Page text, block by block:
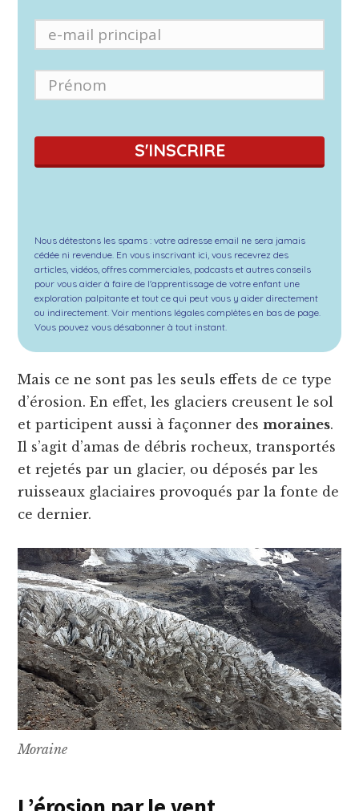
S'INSCRIRE
Nous détestons les spams : votre adresse email ne sera jamais
cédée ni revendue. En vous inscrivant ici, vous recevrez des
articles, vidéos, offres commerciales, podcasts et autres conseils
pour vous aider à faire de l'apprentissage de votre enfant une
exploration palpitante et tout ce qui peut vous y aider directement
ou indirectement. Voir mentions légales complètes en bas de page.
Vous pouvez vous désabonner à tout instant.
Mais ce ne sont pas les seuls effets de ce type
d’érosion. En effet, les glaciers creusent le sol
et participent aussi à façonner desmoraines.
Il s’agit d’amas de débris rocheux, transportés
et rejetés par un glacier, ou déposés par les
ruisseaux glaciaires provoqués par la fonte de
ce dernier.
Moraine